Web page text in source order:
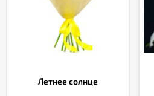
Летнее солнце